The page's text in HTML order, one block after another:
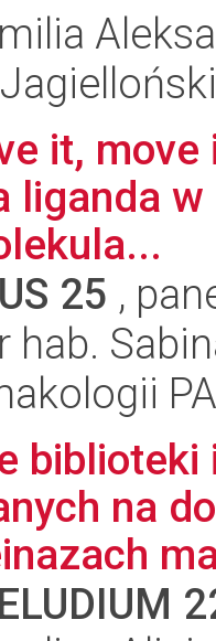
it,
liganda
25 ,
hab.
na